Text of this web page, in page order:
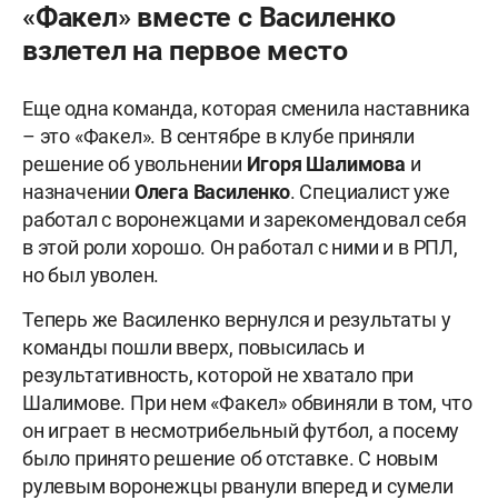
«Факел» вместе с Василенко
взлетел на первое место
Еще одна команда, которая сменила наставника
– это «Факел». В сентябре в клубе приняли
решение об увольнении Игоря Шалимова и
назначении Олега Василенко. Специалист уже
работал с воронежцами и зарекомендовал себя
в этой роли хорошо. Он работал с ними и в РПЛ,
но был уволен.
Теперь же Василенко вернулся и результаты у
команды пошли вверх, повысилась и
результативность, которой не хватало при
Шалимове. При нем «Факел» обвиняли в том, что
он играет в несмотрибельный футбол, а посему
было принято решение об отставке. С новым
рулевым воронежцы рванули вперед и сумели